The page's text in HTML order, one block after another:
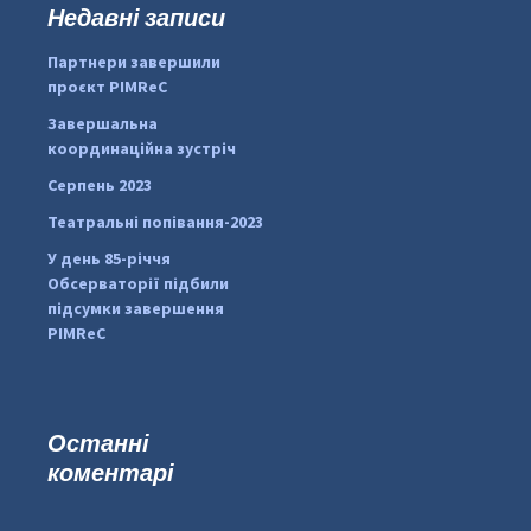
#PipIvanToday
pimrec_project
:Недавні записи
Партнери завершили
проєкт PIMReC
Завершальна
координаційна зустріч
Серпень 2023
Театральні попівання-2023
У день 85-річчя
Обсерваторії підбили
підсумки завершення
PIMReC
Останні
коментарі